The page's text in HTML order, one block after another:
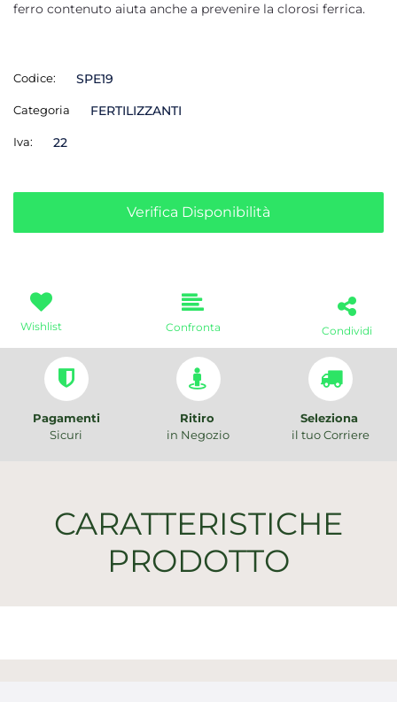
ferro contenuto aiuta anche a prevenire la clorosi ferrica.
Codice: SPE19
Categoria FERTILIZZANTI
Iva: 22
Verifica Disponibilità
Wishlist Confronta Condividi
Pagamenti
Sicuri
Ritiro
in Negozio
Seleziona
il tuo Corriere
CARATTERISTICHE
PRODOTTO